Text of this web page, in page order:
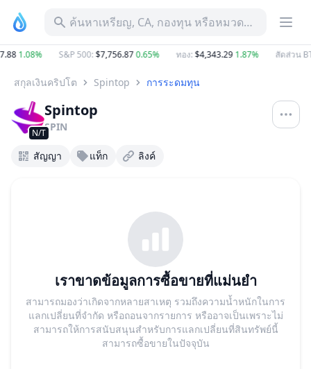
ค้นหาเหรียญ, CA, กองทุน หรือหมวดหมู่
1.08% S&P 500:$7,756.870.65% ทอง:$4,343.291.87% สัดส่วน
สกุลเงินคริปโต Spintop การระดมทุน
N/T
Spintop
SPIN
สัญญา แท็ก ลิงค์
เราขาดข้อมูลการซื้อขายที่แม่นยำ
สามารถมองว่าเกิดจากหลายสาเหตุ รวมถึงความน้ำหนักในการ
แลกเปลี่ยนที่จำกัด หรือถอนจากรายการ หรืออาจเป็นเพราะไม่
สามารถให้การสนับสนุนสำหรับการแลกเปลี่ยนที่สินทรัพย์นี้
สามารถซื้อขายในปัจจุบัน